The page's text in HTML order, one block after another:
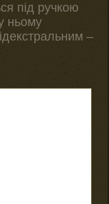
під ручкою
ньому
–